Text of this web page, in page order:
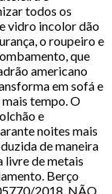
todos os
vidro incolor dão
o roupeiro e
que
americano
em sofá e
tempo. O
e
noites mais
de maneira
de metais
Berço
2018. NÃO